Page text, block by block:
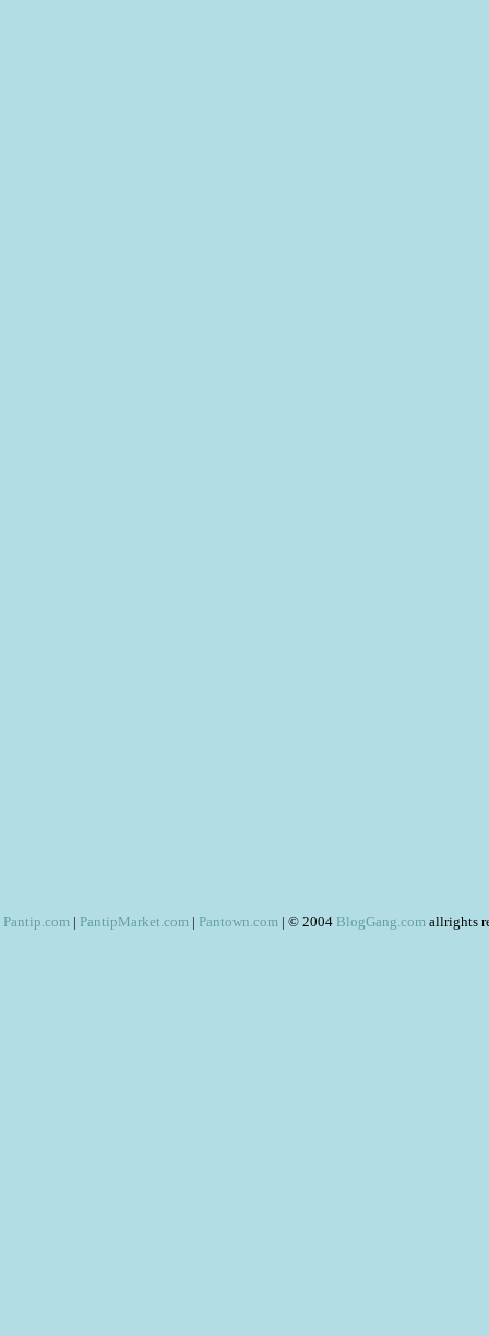
Pantip.com | PantipMarket.com | Pantown.com | © 2004 BlogGang.com allrights